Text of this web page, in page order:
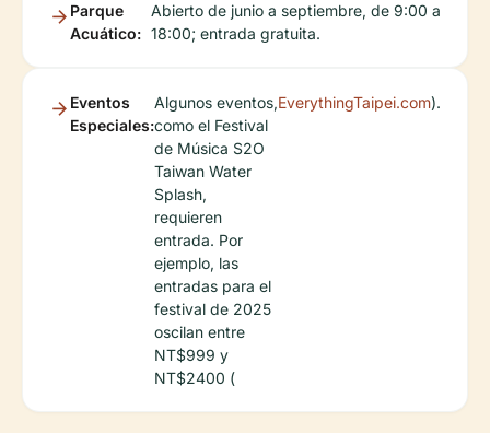
Parque
Acuático:
Abierto de junio a septiembre, de 9:00 a
18:00; entrada gratuita.
Eventos
Especiales:
Algunos eventos,
como el Festival
de Música S2O
Taiwan Water
Splash,
requieren
entrada. Por
ejemplo, las
entradas para el
festival de 2025
oscilan entre
NT$999 y
NT$2400 (
EverythingTaipei.com).